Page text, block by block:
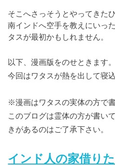
そこへさっそうとやってきた
南インドへ空手を教えにいっ
タスが最初かもしれません。
以下、漫画版をのせときます。
今回はワタスが熱を出して寝
※漫画はワタスの実体の方で書
このブログは霊体の方が書い
きがあるのはご了承下さい。
インド人の家借りた